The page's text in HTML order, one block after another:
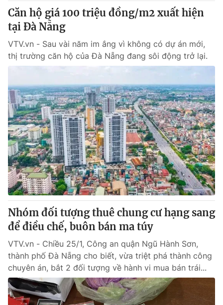
VTV4 Vươn mình bằng AI
VTV9
Liên hệ tòa soạn English
THỜI BÁO VTV
Theo dõi báo trên
Cơ quan chủ quản:Đài Truyền hình Việt Nam
Cơ quan báo chí:Thời báo VTV
Giấy phép hoạt động báo in và báo điện tử số 483/GP-BTTTT
cấp ngày 29/12/2023
Tổng Biên tập:Vũ Thanh Thủy
Phó Tổng Biên tập:Nguyễn Thị Mỹ Hạnh, Phạm Quốc Thắng,
Nguyễn Trọng Ninh
Tổng đài VTV: 024.38 355 931 - 024.38 355 932
Ðiện thoại Thời báo VTV:024.66 897 897
Email:toasoan@vtv.vn
Căn hộ giá 100 triệu đồng/m2 xuất hiện
tại Đà Nẵng
VTV.vn - Sau vài năm im ắng vì không có dự án mới,
thị trường căn hộ của Đà Nẵng đang sôi động trở lại.
Nhóm đối tượng thuê chung cư hạng sang
để điều chế, buôn bán ma túy
VTV.vn - Chiều 25/1, Công an quận Ngũ Hành Sơn,
thành phố Đà Nẵng cho biết, vừa triệt phá thành công
chuyên án, bắt 2 đối tượng về hành vi mua bán trái...